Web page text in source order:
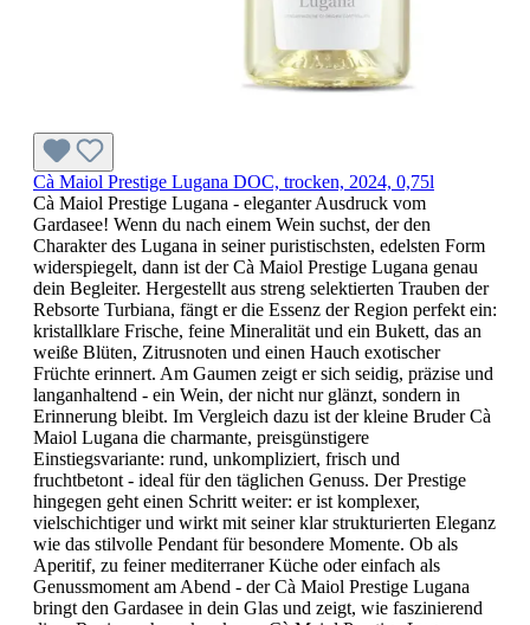
Cà Maiol Prestige Lugana DOC, trocken, 2024, 0,75l
Cà Maiol Prestige Lugana - eleganter Ausdruck vom
Gardasee! Wenn du nach einem Wein suchst, der den
Charakter des Lugana in seiner puristischsten, edelsten Form
widerspiegelt, dann ist der Cà Maiol Prestige Lugana genau
dein Begleiter. Hergestellt aus streng selektierten Trauben der
Rebsorte Turbiana, fängt er die Essenz der Region perfekt ein:
kristallklare Frische, feine Mineralität und ein Bukett, das an
weiße Blüten, Zitrusnoten und einen Hauch exotischer
Früchte erinnert. Am Gaumen zeigt er sich seidig, präzise und
langanhaltend - ein Wein, der nicht nur glänzt, sondern in
Erinnerung bleibt. Im Vergleich dazu ist der kleine Bruder Cà
Maiol Lugana die charmante, preisgünstigere
Einstiegsvariante: rund, unkompliziert, frisch und
fruchtbetont - ideal für den täglichen Genuss. Der Prestige
hingegen geht einen Schritt weiter: er ist komplexer,
vielschichtiger und wirkt mit seiner klar strukturierten Eleganz
wie das stilvolle Pendant für besondere Momente. Ob als
Aperitif, zu feiner mediterraner Küche oder einfach als
Genussmoment am Abend - der Cà Maiol Prestige Lugana
bringt den Gardasee in dein Glas und zeigt, wie faszinierend